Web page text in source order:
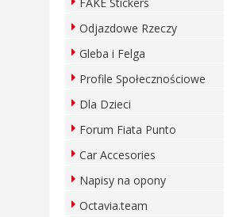
Odjazdowe Rzeczy
Gleba i Felga
Profile Społecznościowe
Dla Dzieci
Forum Fiata Punto
Car Accesories
Napisy na opony
Octavia.team